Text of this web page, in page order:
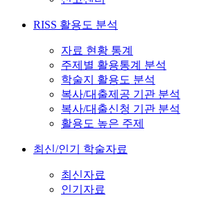
RISS 활용도 분석
자료 현황 통계
주제별 활용통계 분석
학술지 활용도 분석
복사/대출제공 기관 분석
복사/대출신청 기관 분석
활용도 높은 주제
최신/인기 학술자료
최신자료
인기자료